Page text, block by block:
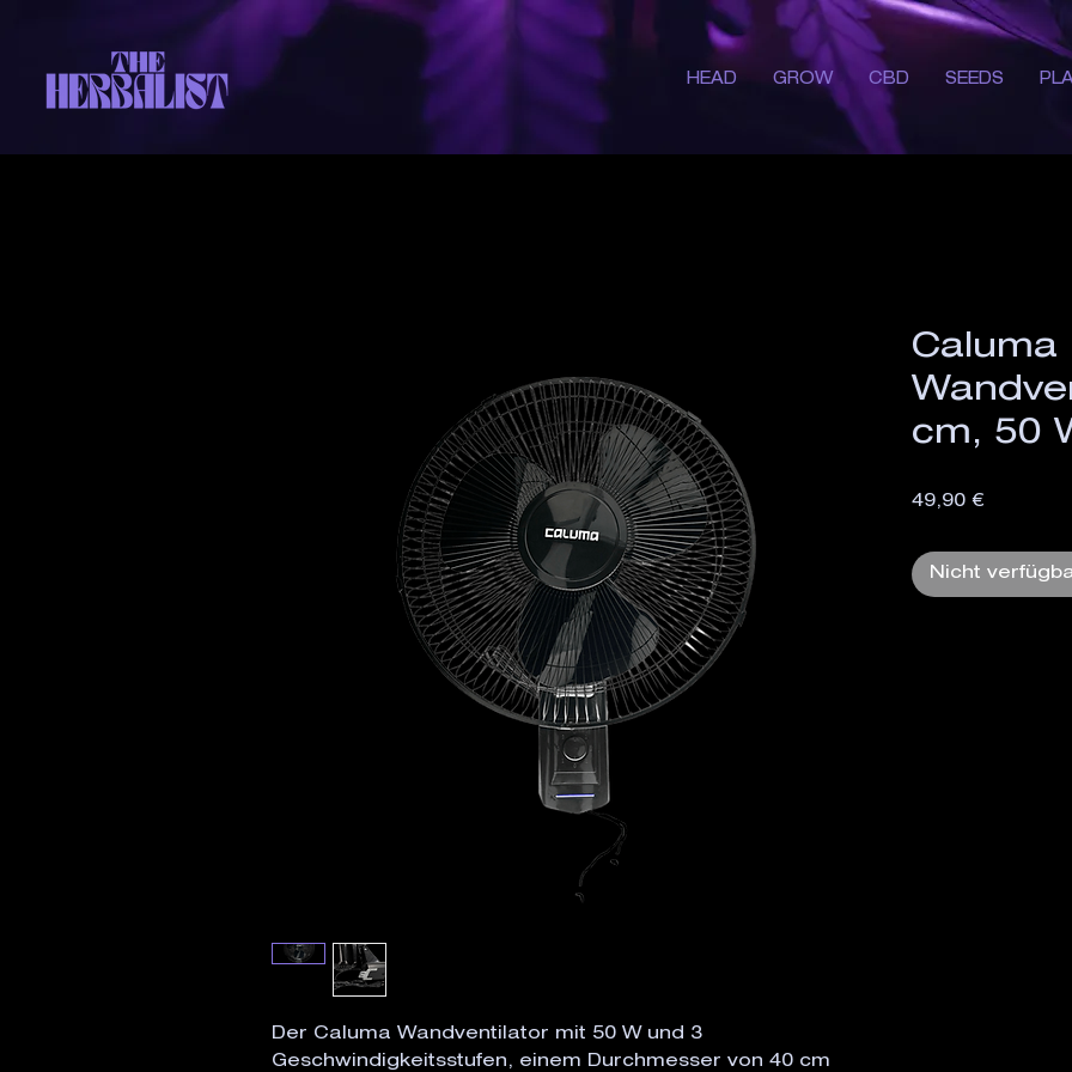
HEAD GROW CBD SEEDS
Der Caluma Wandventilator mit 50 W und 3
Geschwindigkeitsstufen, einem Durchmesser von 40 cm
Caluma
cm, 50
49,90 €Preis
Nicht